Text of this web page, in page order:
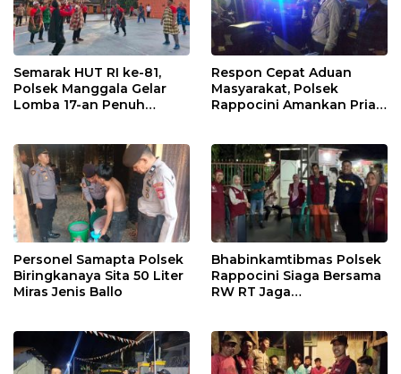
Semarak HUT RI ke-81,
Polsek Manggala Gelar
Lomba 17-an Penuh
Respon Cepat Aduan
Masyarakat, Polsek
Rappocini Amankan Pria
Personel Samapta Polsek
Biringkanaya Sita 50 Liter
Miras Jenis Ballo
Bhabinkamtibmas Polsek
Rappocini Siaga Bersama
RW RT Jaga